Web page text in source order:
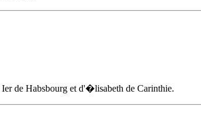
de Habsbourg et d'�lisabeth de Carinthie.